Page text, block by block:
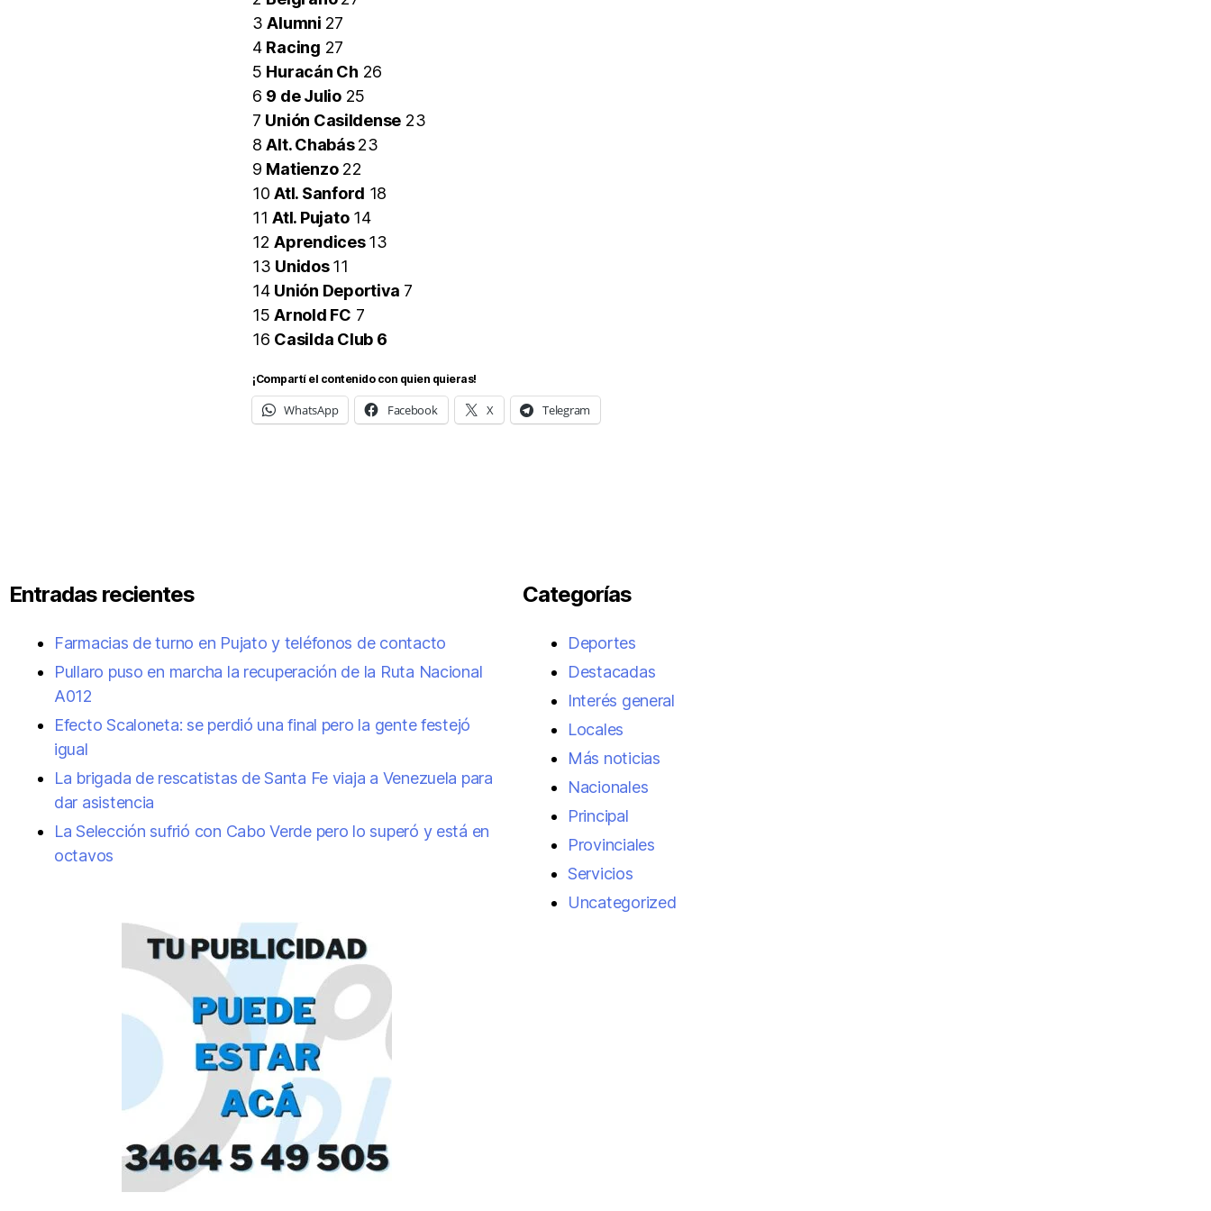
3Alumni 27
4 Racing 27
5 Huracán Ch 26
6 9 de Julio25
7 Unión Casildense 23
8Alt. Chabás23
9 Matienzo22
10Atl. Sanford 18
11Atl. Pujato14
12Aprendices13
13 Unidos11
14 Unión Deportiva 7
15Arnold FC 7
16 Casilda Club 6
¡Compartí el contenido con quien quieras!
WhatsApp Facebook X Telegram
Entradas recientes
Farmacias de turno en Pujato y teléfonos de contacto
Pullaro puso en marcha la recuperación de la Ruta Nacional
A012
Efecto Scaloneta: se perdió una final pero la gente festejó
igual
La brigada de rescatistas de Santa Fe viaja a Venezuela para
dar asistencia
La Selección sufrió con Cabo Verde pero lo superó y está en
octavos
Categorías
Deportes
Destacadas
Interés general
Locales
Más noticias
Nacionales
Principal
Provinciales
Servicios
Uncategorized